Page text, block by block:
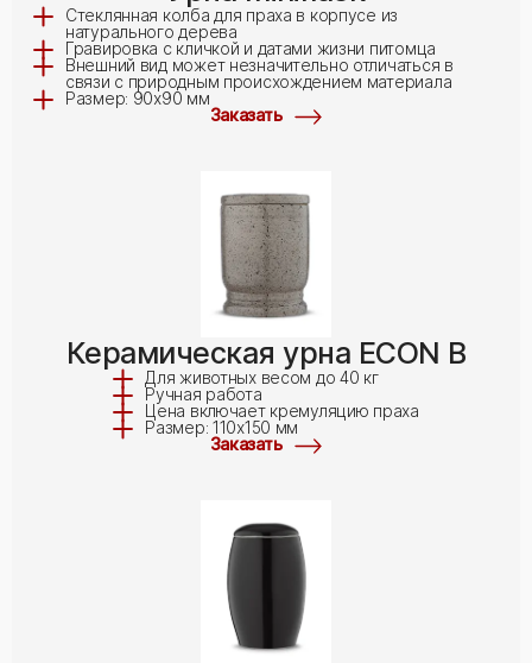
Заказать
Стеклянная колба для праха в корпусе из
натурального дерева
Гравировка с кличкой и датами жизни питомца
Внешний вид может незначительно отличаться в
связи с природным происхождением материала
Размер: 90x90 мм
Керамическая урна ECON B
Заказать
Для животных весом до 40 кг
Ручная работа
Цена включает кремуляцию праха
Размер: 110x150 мм